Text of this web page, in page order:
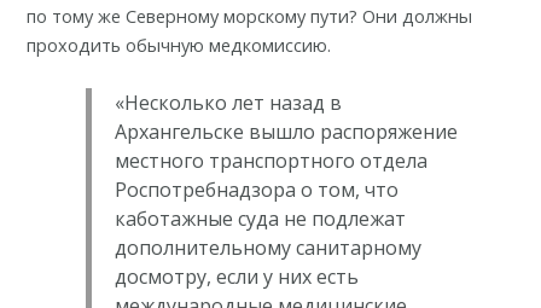
по тому же Северному морскому пути? Они должны
проходитьобычную медкомиссию.
«Несколько лет назад в
Архангельске вышло распоряжение
местного транспортного отдела
Роспотребнадзора о том, что
каботажные суда не подлежат
дополнительному санитарному
досмотру, если у них есть